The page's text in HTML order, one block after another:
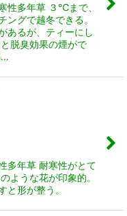
性多年草 ３℃まで、
ングで越冬できる。
あるが、ティーにし
脱臭効果の煙がで
…
多年草 耐寒性がとて
ような花が印象的。
と形が整う。